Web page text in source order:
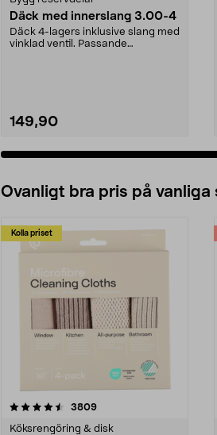
Däck med innerslang 3.00-4
Däck 4-lagers inklusive slang med
vinklad ventil. Passande
149,90
Ovanligt bra pris på vanliga
Kolla priset
3809recensioner
Köksrengöring & disk
4.0av 5 stjärnor